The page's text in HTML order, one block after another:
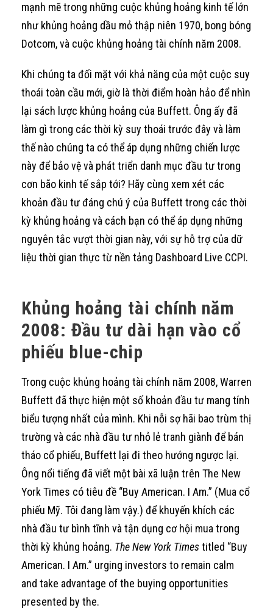
mạnh mẽ trong những cuộc khủng hoảng kinh tế lớn
như khủng hoảng dầu mỏ thập niên 1970, bong bóng
Dotcom, và cuộc khủng hoảng tài chính năm 2008.
Khi chúng ta đối mặt với khả năng của một cuộc suy
thoái toàn cầu mới, giờ là thời điểm hoàn hảo để nhìn
lại sách lược khủng hoảng của Buffett. Ông ấy đã
làm gì trong các thời kỳ suy thoái trước đây và làm
thế nào chúng ta có thể áp dụng những chiến lược
này để bảo vệ và phát triển danh mục đầu tư trong
cơn bão kinh tế sắp tới? Hãy cùng xem xét các
khoản đầu tư đáng chú ý của Buffett trong các thời
kỳ khủng hoảng và cách bạn có thể áp dụng những
nguyên tắc vượt thời gian này, với sự hỗ trợ của dữ
liệu thời gian thực từ nền tảng Dashboard Live CCPI.
Khủng hoảng tài chính năm
2008: Đầu tư dài hạn vào cổ
phiếu blue-chip
Trong cuộc khủng hoảng tài chính năm 2008, Warren
Buffett đã thực hiện một số khoản đầu tư mang tính
biểu tượng nhất của mình. Khi nỗi sợ hãi bao trùm thị
trường và các nhà đầu tư nhỏ lẻ tranh giành để bán
tháo cổ phiếu, Buffett lại đi theo hướng ngược lại.
Ông nổi tiếng đã viết một bài xã luận trên The New
York Times có tiêu đề “Buy American. I Am.” (Mua cổ
phiếu Mỹ. Tôi đang làm vậy.) để khuyến khích các
nhà đầu tư bình tĩnh và tận dụng cơ hội mua trong
thời kỳ khủng hoảng. The New York Timestitled “Buy
American. I Am.” urging investors to remain calm
and take advantage of the buying opportunities
presented by the.